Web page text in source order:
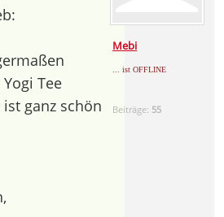
Mebi
... ist OFFLINE
Beiträge: 55
Tee
ganz schön